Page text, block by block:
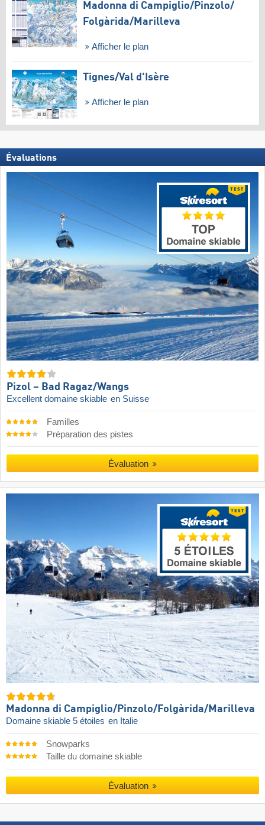
Madonna di Campiglio/​Pinzolo/​
Folgàrida/​Marilleva
Afficher le plan
Tignes/​Val d'Isère
Afficher le plan
Évaluations
Pizol – Bad Ragaz/​Wangs
Excellent domaine skiable en Suisse
Familles
Préparation des pistes
Évaluation
Madonna di Campiglio/​Pinzolo/​Folgàrida/​Marilleva
Domaine skiable 5 étoiles en Italie
Snowparks
Taille du domaine skiable
Évaluation